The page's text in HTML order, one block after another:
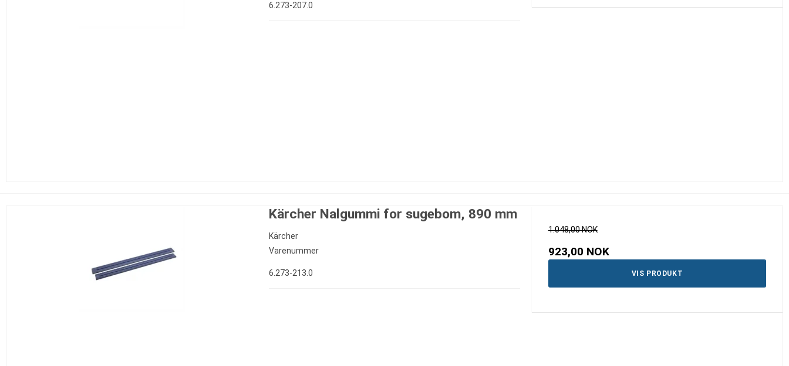
6.273-207.0
Kärcher Nalgummi for sugebom, 890 mm
Kärcher
Varenummer
6.273-213.0
1.048,00 NOK
923,00 NOK
VIS PRODUKT